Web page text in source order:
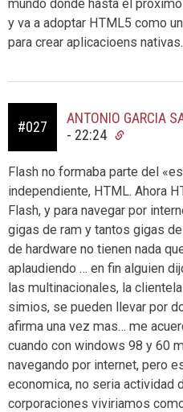
mundo donde hasta el
y va a adoptar HTML5 como
para crear aplicacioens nativas.
#027
ANTONIO GARCIA
- 22:24
Flash no formaba parte del
independiente, HTML. Ahora
Flash, y para navegar por
gigas de ram y tantos gigas
de hardware no tienen nada
aplaudiendo … en fin alguien
las multinacionales, la
simios, se pueden llevar por
afirma una vez mas… me
cuando con windows 98 y 60
navegando por internet, pero
economica, no seria actividad
corporaciones viviriamos